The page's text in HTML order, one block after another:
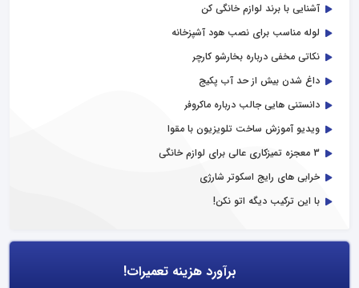
آشنایی با برند لوازم خانگی کن
لوله مناسب برای نصب هود آشپزخانه
نکاتی مخفی درباره بخارشو کارچر
داغ شدن بیش از حد آب پکیج
دانستنی هایی جالب درباره ماکروفر
ویدیو آموزش ساخت تلویزیون با مقوا
3 معجزه تمیزکاری عالی برای لوازم خانگی
خرابی های رایج اسکوتر شارژی
با این ترکیب دیگه اتو نکن!
برآورد هزینه تعمیرات!